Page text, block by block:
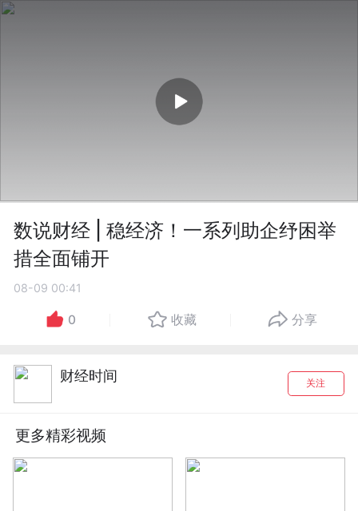
数说财经 | 稳经济！一系列助企纾困举
措全面铺开
08-09 00:41
0 收藏 分享
财经时间 关注
更多精彩视频